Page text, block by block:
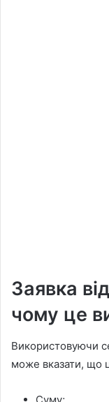
Заявка
чому це
Використовуючи
може вказати, що